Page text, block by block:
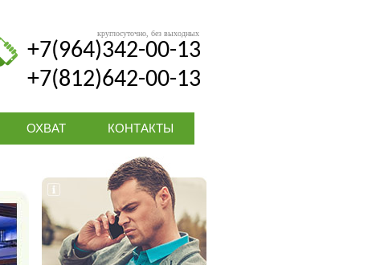
круглосуточно, без выходных
+7(964)342-00-13
+7(812)642-00-13
ОХВАТ КОНТАКТЫ